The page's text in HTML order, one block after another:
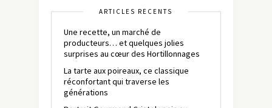
ARTICLES RÉCENTS
Une recette, un marché de
producteurs… et quelques jolies
surprises au cœur des Hortillonnages
La tarte aux poireaux, ce classique
réconfortant qui traverse les
générations